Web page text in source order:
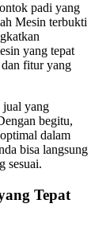
padi yang
Mesin terbukti
yang tepat
dan fitur yang
jual yang
begitu,
dalam
bisa langsung
sesuai.
Tepat